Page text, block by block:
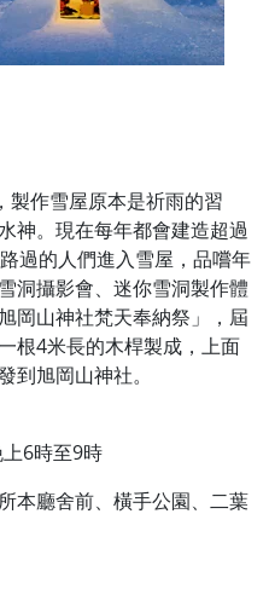
製作雪屋原本是祈雨的習
神。現在每年都會建造超過
過的人們進入雪屋，品嚐年
洞攝影會、迷你雪洞製作體
岡山神社梵天奉納祭」，屆
根4米長的木桿製成，上面
到旭岡山神社。
6時至9時
本廳舍前、橫手公園、二葉